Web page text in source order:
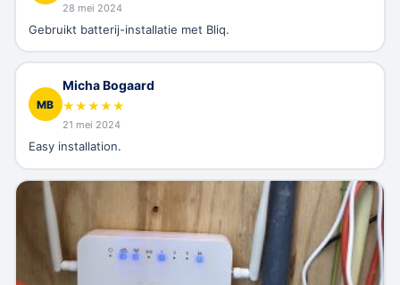
28 mei 2024
Gebruikt batterij-installatie met Bliq.
MB
Micha Bogaard
★★★★★
21 mei 2024
Easy installation.